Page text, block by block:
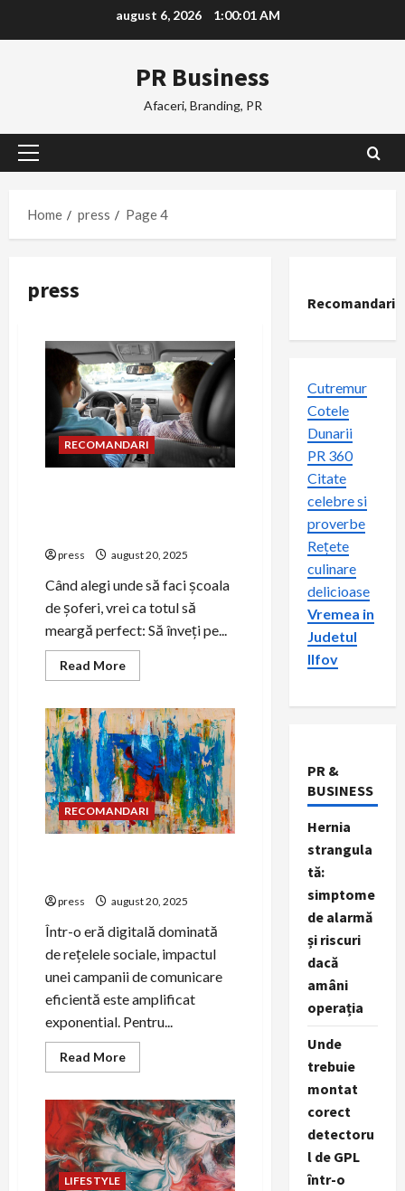
august 6, 2026 1:00:02 AM
PR Business
Afaceri, Branding, PR
Primary
Home
press Page 4
press
RECOMANDARI
press august 20, 2025
Când alegi unde să faci școala
de șoferi, vrei ca totul să
meargă perfect: Să înveți pe...
Read MoreRead
more
sunt
dotările
de
care
te
bucuri
dacă
faci
școala
de
RECOMANDARI
press august 20, 2025
Într-o eră digitală dominată
de rețelele sociale, impactul
unei campanii de comunicare
eficientă este amplificat
exponential. Pentru...
Read MoreRead
more
să
creezi
campanii
virale
pentru
cauze
sociale
LIFESTYLE
Recomandari
Cutremur
Cotele
Dunarii
PR 360
Citate
celebre si
proverbe
Rețete
culinare
delicioase
Vremea in
Judetul
Ilfov
PR &
BUSINESS
Hernia
strangula
tă:
simptome
de alarmă
și riscuri
dacă
amâni
operația
Unde
trebuie
montat
corect
detectoru
l de GPL
într-o